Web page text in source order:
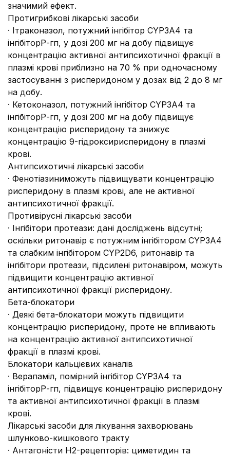
значимий ефект.
Протигрибкові лікарські засоби
· Ітраконазол, потужний інгібітор CYP3А4 та
інгібіторР-гп, у дозі 200 мг на добу підвищує
концентрацію активної антипсихотичної фракції в
плазмі крові приблизно на 70 % при одночасному
застосуванні з рисперидоном у дозах від 2 до 8 мг
на добу.
· Кетоконазол, потужний інгібітор CYP3А4 та
інгібіторР-гп, у дозі 200 мг на добу підвищує
концентрацію рисперидону та знижує
концентрацію 9-гідроксирисперидону в плазмі
крові.
Антипсихотичні лікарські засоби
· Фенотіазиниможуть підвищувати концентрацію
рисперидону в плазмі крові, але не активної
антипсихотичної фракції.
Противірусні лікарські засоби
· Інгібітори протеази: дані досліджень відсутні;
оскільки ритонавір є потужним інгібітором CYP3А4
та слабким інгібітором CYP2D6, ритонавір та
інгібітори протеази, підсилені ритонавіром, можуть
підвищити концентрацію активної
антипсихотичної фракції рисперидону.
Бета-блокатори
· Деякі бета-блокатори можуть підвищити
концентрацію рисперидону, проте не впливають
на концентрацію активної антипсихотичної
фракції в плазмі крові.
Блокатори кальцієвих каналів
· Верапаміл, помірний інгібітор CYP3А4 та
інгібіторР-гп, підвищує концентрацію рисперидону
та активної антипсихотичної фракції в плазмі
крові.
Лікарські засоби для лікування захворювань
шлунково-кишкового тракту
· Антагоністи Н2-рецепторів: циметидин та